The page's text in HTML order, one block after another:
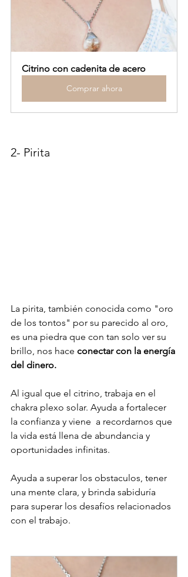
Citrino con cadenita de acero
Comprar ahora
2- Pirita
La pirita, también conocida como "oro
de los tontos" por su parecido al oro,
es una piedra que con tan solo ver su
brillo, nos hace conectar con la energía
del dinero.
Al igual que el citrino, trabaja en el
chakra plexo solar. Ayuda a fortalecer
la confianza y viene  a recordarnos que
la vida está llena de abundancia y
oportunidades infinitas.
Ayuda a superar los obstaculos, tener
una mente clara, y brinda sabiduría
para superar los desafíos relacionados
con el trabajo.